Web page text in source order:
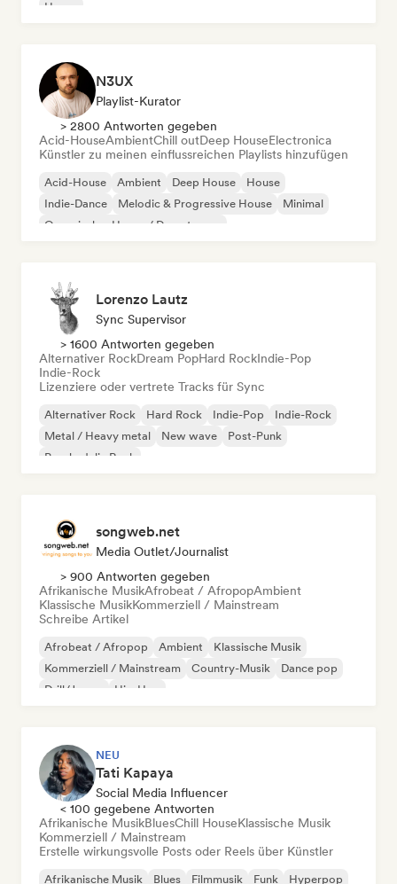
House
N3UX
Playlist-Kurator
> 2800 Antworten gegeben
Acid-HouseAmbientChill outDeep HouseElectronica
Künstler zu meinen einflussreichen Playlists hinzufügen
Acid-House Ambient Deep House
House
Indie-Dance
Melodic & Progressive House
Minimal
Organischer House / Downtempo
Lorenzo Lautz
Sync Supervisor
> 1600 Antworten gegeben
Alternativer RockDream PopHard RockIndie-Pop
Indie-Rock
Lizenziere oder vertrete Tracks für Sync
Alternativer Rock Hard Rock Indie-Pop
Indie-Rock
Metal / Heavy metal
New wave
Post-Punk
Psychedelic Rock
songweb.net
Media Outlet/Journalist
> 900 Antworten gegeben
Afrikanische MusikAfrobeat / AfropopAmbient
Klassische MusikKommerziell / Mainstream
Schreibe Artikel
Afrobeat / Afropop Ambient
Klassische Musik
Kommerziell / Mainstream
Country-Musik
Dance pop
Drill/Jersey
Hip-Hop
NEU
Tati Kapaya
Social Media Influencer
< 100 gegebene Antworten
Afrikanische MusikBluesChill HouseKlassische Musik
Kommerziell / Mainstream
Erstelle wirkungsvolle Posts oder Reels über Künstler
Afrikanische Musik Blues Filmmusik Funk Hyperpop